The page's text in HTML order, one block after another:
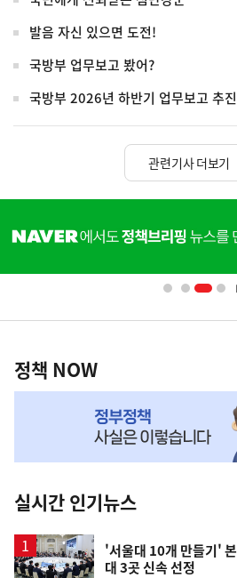
발음 자신 있으면 도전!
국방부 업무보고 봤어?
국방부 2026년 하반기 업무보고 추진
관련기사 더보기
단
배
영
책
NOW,
뉴
스
정책 NOW
실시간 인기뉴스
'서울대 10개 만들기'
대 3곳 신속 선정